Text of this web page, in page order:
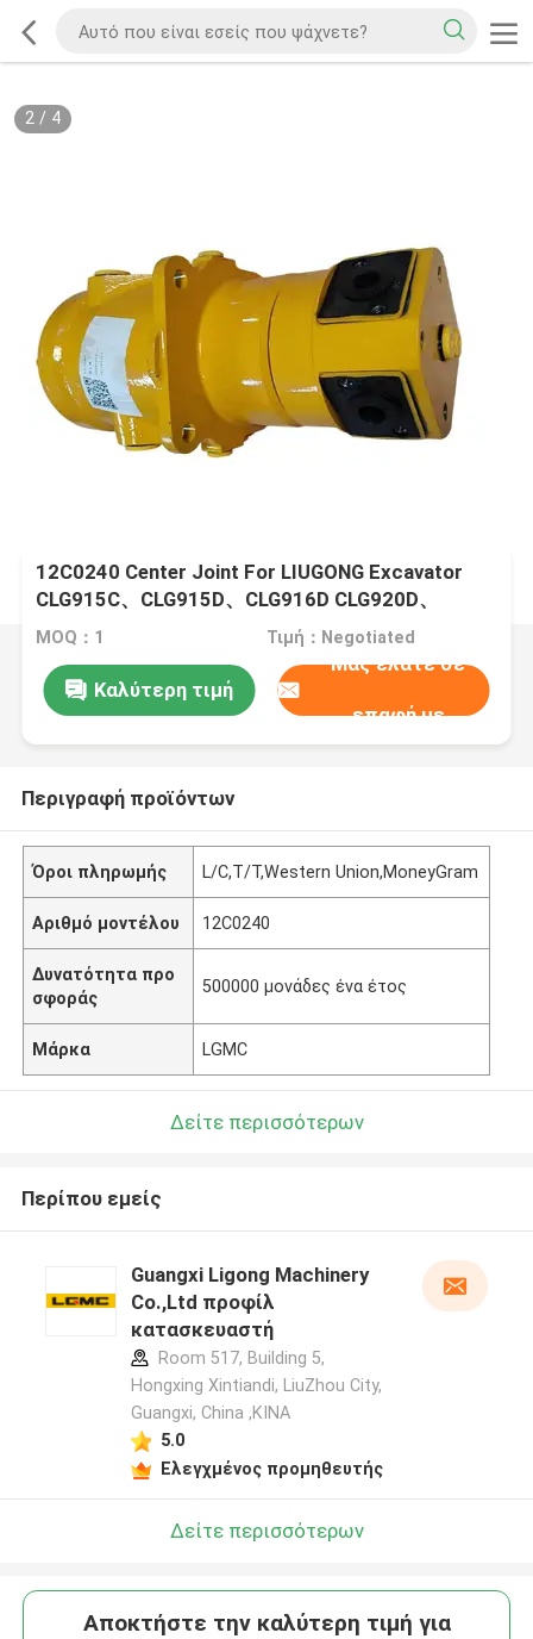
2/ 4
12C0240 Center Joint For LIUGONG Excavator
CLG915C、CLG915D、CLG916D CLG920D、
CLG920E CLG922D
MOQ：1 Τιμή：Negotiated
Καλύτερη τιμή
Μας ελάτε σε
επαφή με
Περιγραφή προϊόντων
Όροι πληρωμής L/C,T/T,Western Union,MoneyGram
Αριθμό μοντέλου 12C0240
Δυνατότητα προ
σφοράς
500000 μονάδες ένα έτος
Μάρκα LGMC
Δείτε περισσότερων
Περίπου εμείς
Guangxi Ligong Machinery
Co.,Ltd προφίλ
κατασκευαστή
Room 517, Building 5,
Hongxing Xintiandi, LiuZhou City,
Guangxi, China ,ΚΙΝΑ
5.0
Ελεγχμένος προμηθευτής
Δείτε περισσότερων
Αποκτήστε την καλύτερη τιμή για